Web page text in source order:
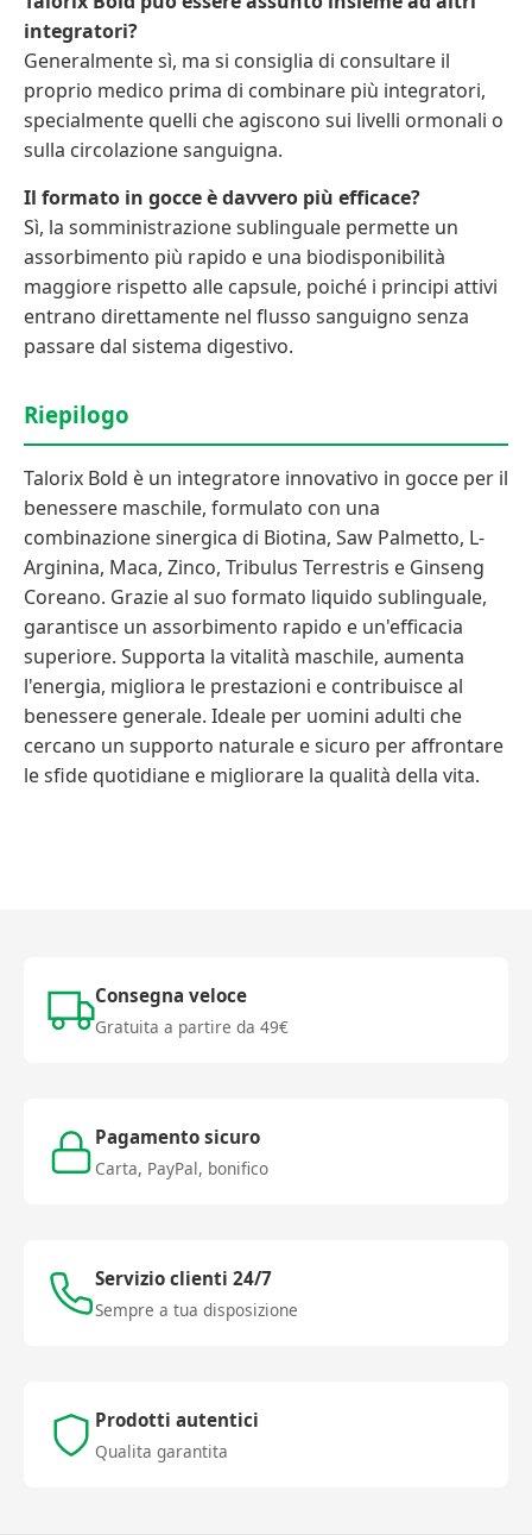
integratori?
Generalmente sì, ma si consiglia di consultare il
proprio medico prima di combinare più integratori,
specialmente quelli che agiscono sui livelli ormonali o
sulla circolazione sanguigna.
Il formato in gocce è davvero più efficace?
Sì, la somministrazione sublinguale permette un
assorbimento più rapido e una biodisponibilità
maggiore rispetto alle capsule, poiché i principi attivi
entrano direttamente nel flusso sanguigno senza
passare dal sistema digestivo.
Riepilogo
Talorix Bold è un integratore innovativo in gocce per il
benessere maschile, formulato con una
combinazione sinergica di Biotina, Saw Palmetto, L-
Arginina, Maca, Zinco, Tribulus Terrestris e Ginseng
Coreano. Grazie al suo formato liquido sublinguale,
garantisce un assorbimento rapido e un'efficacia
superiore. Supporta la vitalità maschile, aumenta
l'energia, migliora le prestazioni e contribuisce al
benessere generale. Ideale per uomini adulti che
cercano un supporto naturale e sicuro per affrontare
le sfide quotidiane e migliorare la qualità della vita.
Consegna veloce
Gratuita a partire da 49€
Pagamento sicuro
Carta, PayPal, bonifico
Servizio clienti 24/7
Sempre a tua disposizione
Prodotti autentici
Qualita garantita